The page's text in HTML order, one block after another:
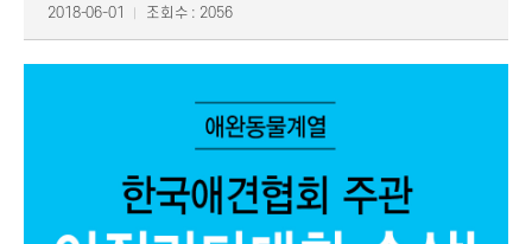
2018-06-01 조회수 : 2056